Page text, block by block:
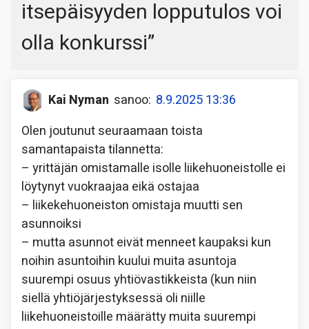
itsepäisyyden lopputulos voi
olla konkurssi”
Kai Nyman sanoo: 8.9.2025 13:36
Olen joutunut seuraamaan toista
samantapaista tilannetta:
– yrittäjän omistamalle isolle liikehuoneistolle ei
löytynyt vuokraajaa eikä ostajaa
– liikekehuoneiston omistaja muutti sen
asunnoiksi
– mutta asunnot eivät menneet kaupaksi kun
noihin asuntoihin kuului muita asuntoja
suurempi osuus yhtiövastikkeista (kun niin
siellä yhtiöjärjestyksessä oli niille
liikehuoneistoille määrätty muita suurempi